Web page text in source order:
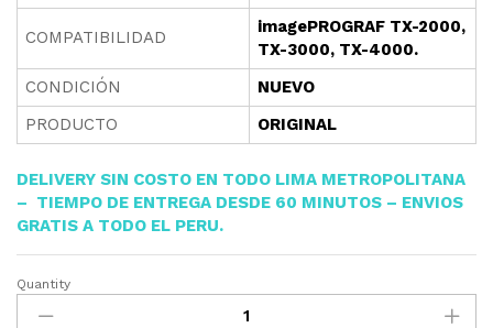
COMPATIBILIDAD
imagePROGRAF TX-2000,
TX-3000, TX-4000.
CONDICIÓN
NUEVO
PRODUCTO
ORIGINAL
DELIVERY SIN COSTO EN TODO LIMA METROPOLITANA
– TIEMPO DE ENTREGA DESDE 60 MINUTOS – ENVIOS
GRATIS A TODO EL PERU.
TINTA
CANON
Quantity